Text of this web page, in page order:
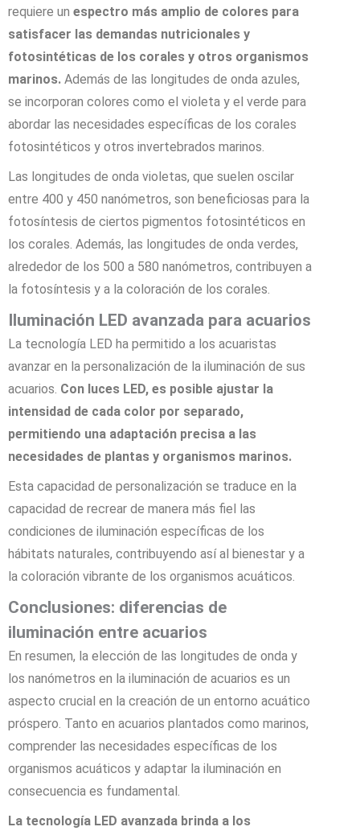
requiere un espectro más amplio de colores para
satisfacer las demandas nutricionales y
fotosintéticas de los corales y otros organismos
marinos. Además de las longitudes de onda azules,
se incorporan colores como el violeta y el verde para
abordar las necesidades específicas de los corales
fotosintéticos y otros invertebrados marinos.
Las longitudes de onda violetas, que suelen oscilar
entre 400 y 450 nanómetros, son beneficiosas para la
fotosíntesis de ciertos pigmentos fotosintéticos en
los corales. Además, las longitudes de onda verdes,
alrededor de los 500 a 580 nanómetros, contribuyen a
la fotosíntesis y a la coloración de los corales.
Iluminación LED avanzada para acuarios
La tecnología LED ha permitido a los acuaristas
avanzar en la personalización de la iluminación de sus
acuarios. Con luces LED, es posible ajustar la
intensidad de cada color por separado,
permitiendo una adaptación precisa a las
necesidades de plantas y organismos marinos.
Esta capacidad de personalización se traduce en la
capacidad de recrear de manera más fiel las
condiciones de iluminación específicas de los
hábitats naturales, contribuyendo así al bienestar y a
la coloración vibrante de los organismos acuáticos.
Conclusiones: diferencias de
iluminación entre acuarios
En resumen, la elección de las longitudes de onda y
los nanómetros en la iluminación de acuarios es un
aspecto crucial en la creación de un entorno acuático
próspero. Tanto en acuarios plantados como marinos,
comprender las necesidades específicas de los
organismos acuáticos y adaptar la iluminación en
consecuencia es fundamental.
La tecnología LED avanzada brinda a los